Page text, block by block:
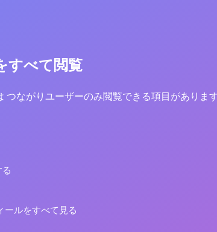
すべて閲覧
つながりユーザーのみ閲覧できる項目がありま
ールをすべて見る